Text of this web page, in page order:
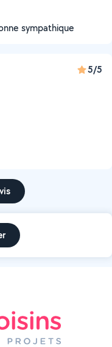
sympathique
5/5